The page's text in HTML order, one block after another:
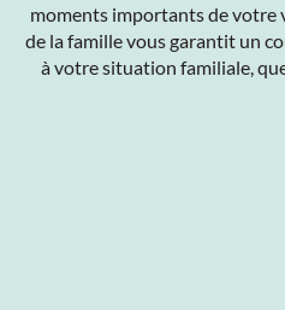
moments importants de votre
de la famille vous garantit un
à votre situation familiale,